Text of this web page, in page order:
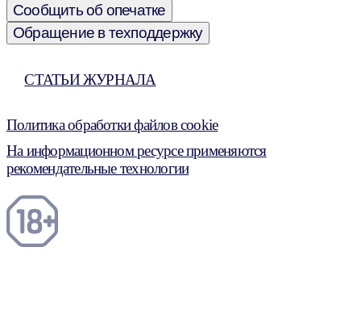
Сообщить об опечатке
Обращение в техподдержку
СТАТЬИ ЖУРНАЛА
Политика обработки файлов cookie
На информационном ресурсе применяются
рекомендательные технологии